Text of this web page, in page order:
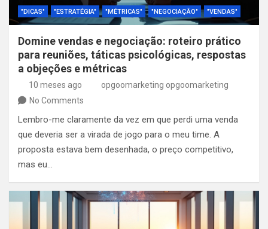
"DICAS" "ESTRATÉGIA" "MÉTRICAS" "NEGOCIAÇÃO" "VENDAS"
Domine vendas e negociação: roteiro prático
para reuniões, táticas psicológicas, respostas
a objeções e métricas
10 meses ago
opgoomarketing opgoomarketing
No Comments
Lembro-me claramente da vez em que perdi uma venda
que deveria ser a virada de jogo para o meu time. A
proposta estava bem desenhada, o preço competitivo,
mas eu…